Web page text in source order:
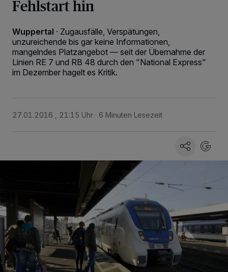
Fehlstart hin
Wuppertal · Zugausfälle, Verspätungen,
unzureichende bis gar keine Informationen,
mangelndes Platzangebot — seit der Übernahme der
Linien RE 7 und RB 48 durch den "National Express"
im Dezember hagelt es Kritik.
27.01.2016 , 21:15 Uhr 6 Minuten Lesezeit